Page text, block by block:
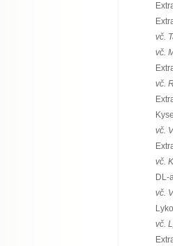
vč.
vč.
vč.
vč.
vč.
DL-
vč.
vč.